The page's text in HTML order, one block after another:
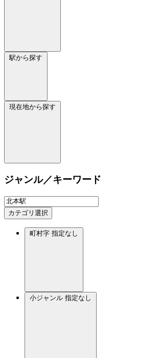
駅から探す
現在地から探す
ジャンル／キーワード
カテゴリ選択
町村字 指定なし
小ジャンル 指定なし